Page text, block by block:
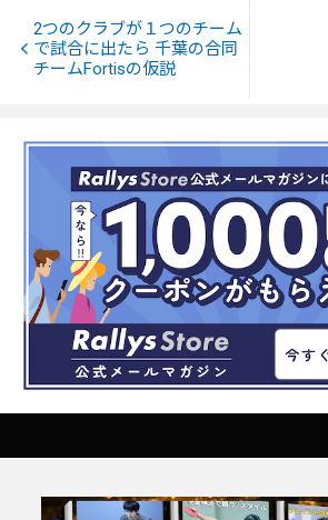
2つのクラブが１つのチーム
で試合に出たら 千葉の合同
チームFortisの仮説